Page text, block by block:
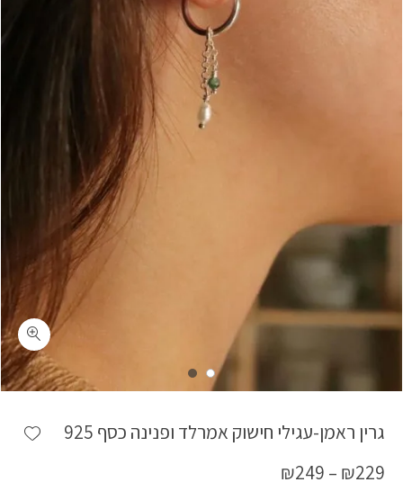
גרין ראמן-עגילי חישוק אמרלד ופנינה כסף 925
₪229
–
₪249